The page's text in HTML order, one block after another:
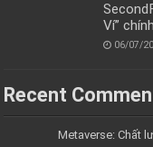
Ví”
06/07/
Recent
Metaverse: Chất